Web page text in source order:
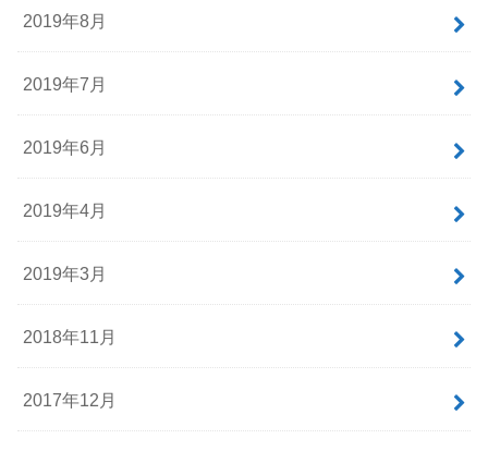
2019年8月
2019年7月
2019年6月
2019年4月
2019年3月
2018年11月
2017年12月